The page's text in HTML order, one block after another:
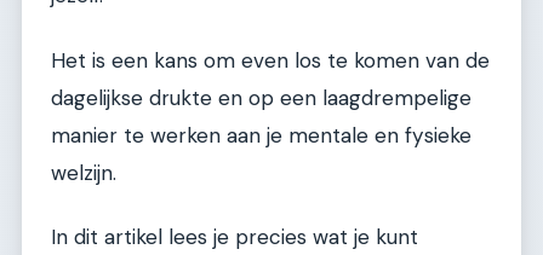
Het is een kans om even los te komen van de
dagelijkse drukte en op een laagdrempelige
manier te werken aan je mentale en fysieke
welzijn.
In dit artikel lees je precies wat je kunt